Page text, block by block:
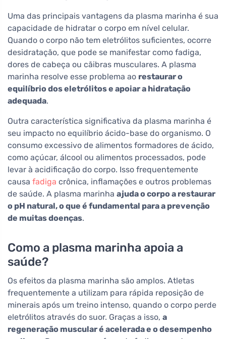
Uma das principais vantagens da plasma marinha é sua
capacidade de hidratar o corpo em nível celular.
Quando o corpo não tem eletrólitos suficientes, ocorre
desidratação, que pode se manifestar como fadiga,
dores de cabeça ou cãibras musculares. A plasma
marinha resolve esse problema ao restaurar o
equilíbrio dos eletrólitos e apoiar a hidratação
adequada.
Outra característica significativa da plasma marinha é
seu impacto no equilíbrio ácido-base do organismo. O
consumo excessivo de alimentos formadores de ácido,
como açúcar, álcool ou alimentos processados, pode
levar à acidificação do corpo. Isso frequentemente
causa fadiga crônica, inflamações e outros problemas
de saúde. A plasma marinha ajuda o corpo a restaurar
o pH natural, o que é fundamental para a prevenção
de muitas doenças.
Como a plasma marinha apoia a
saúde?
Os efeitos da plasma marinha são amplos. Atletas
frequentemente a utilizam para rápida reposição de
minerais após um treino intenso, quando o corpo perde
eletrólitos através do suor. Graças a isso, a
regeneração muscular é acelerada e o desempenho